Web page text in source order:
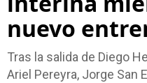
nuevo
Tras la salida de Diego
Ariel Pereyra, Jorge San